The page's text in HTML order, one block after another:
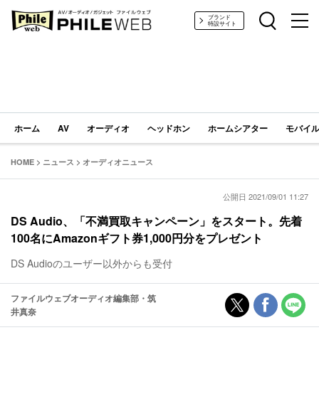
PHILE WEB｜AV/オーディオ/ガジェットブランド
特設サイト
ホーム AV オーディオ ヘッドホン ホームシアター モバイ
HOME > ニュース > オーディオニュース
公開日 2021/09/01 11:27
DS Audio、「不満買取キャンペーン」をスタート。先着
100名にAmazonギフト券1,000円分をプレゼント
DS Audioのユーザー以外からも受付
ファイルウェブオーディオ編集部・筑
井真奈